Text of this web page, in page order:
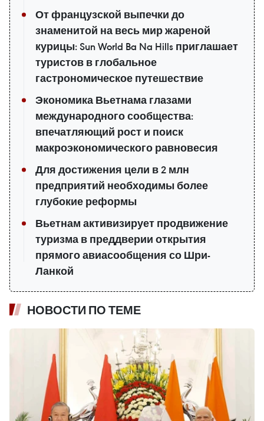
От французской выпечки до
знаменитой на весь мир жареной
курицы: Sun World Ba Na Hills приглашает
туристов в глобальное
гастрономическое путешествие
Экономика Вьетнама глазами
международного сообщества:
впечатляющий рост и поиск
макроэкономического равновесия
Для достижения цели в 2 млн
предприятий необходимы более
глубокие реформы
Вьетнам активизирует продвижение
туризма в преддверии открытия
прямого авиасообщения со Шри-
Ланкой
НОВОСТИ ПО ТЕМЕ